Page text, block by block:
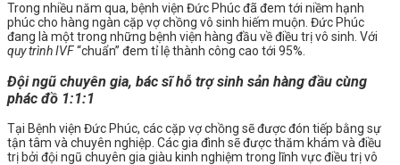
Trong nhiều năm qua, bệnh viện Đức Phúc đã đem tới niềm hạnh
phúc cho hàng ngàn cặp vợ chồng vô sinh hiếm muộn. Đức Phúc
đang là một trong những bệnh viện hàng đầu về điều trị vô sinh. Với
quy trình IVF“chuẩn” đem tỉ lệ thành công cao tới 95%.
Đội ngũ chuyên gia, bác sĩ hỗ trợ sinh sản hàng đầu cùng
phác đồ 1:1:1
Tại Bệnh viện Đức Phúc, các cặp vợ chồng sẽ được đón tiếp bằng sự
tận tâm và chuyên nghiệp. Các gia đình sẽ được thăm khám và điều
trị bởi đội ngũ chuyên gia giàu kinh nghiệm trong lĩnh vực điều trị vô